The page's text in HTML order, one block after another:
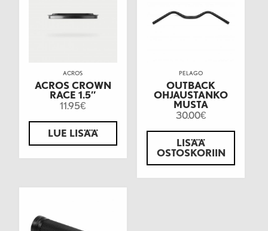
ACROS
ACROS CROWN
RACE 1.5″
11.95€
LUE LISÄÄ
PELAGO
OUTBACK
OHJAUSTANKO
MUSTA
30.00€
LISÄÄ
OSTOSKORIIN